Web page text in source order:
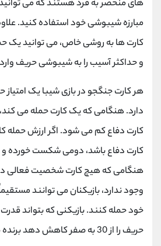
های منحصر به فرد هستند که می توانید
مبارزه شیبوشی خود استفاده کنید.
کارت ها به روشی خاص، می توانید یک
و حداکثر آسیب را به شیبوشی حریف
هر کارت جنگجو در بازی شیبا یک امتیاز
دارد. هنگامی که یک کارت حمله می کند،
کارت دفاع کم می شود. اگر ارزش حمله
کارت دفاع باشد، دومی شکست خورده و
هنگامی که هیچ کارت شخصیت فعالی
وجود ندارد، بازیکنان می توانند
خود حمله کنند. بازیکنی که بتواند
حریف را از 30 به صفر کاهش دهد برنده مسابقه است.